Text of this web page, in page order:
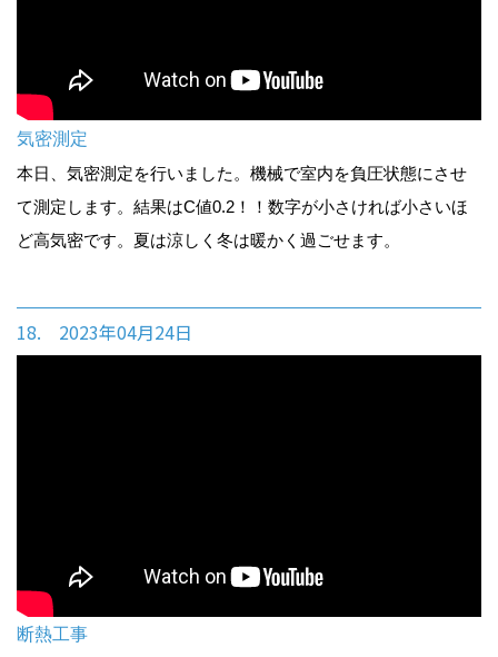
気密測定
本日、気密測定を行いました。機械で室内を負圧状態にさせ
て測定します。結果はC値0.2！！数字が小さければ小さいほ
ど高気密です。夏は涼しく冬は暖かく過ごせます。
18. 2023年04月24日
断熱工事